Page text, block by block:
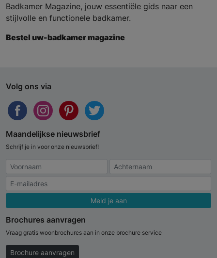
Badkamer Magazine, jouw essentiële gids naar een
stijlvolle en functionele badkamer.
Bestel uw-badkamer magazine
Volg ons via
Maandelijkse nieuwsbrief
Schrijf je in voor onze nieuwsbrief!
Meld je aan
Brochures aanvragen
Vraag gratis woonbrochures aan in onze brochure service
Brochure aanvragen